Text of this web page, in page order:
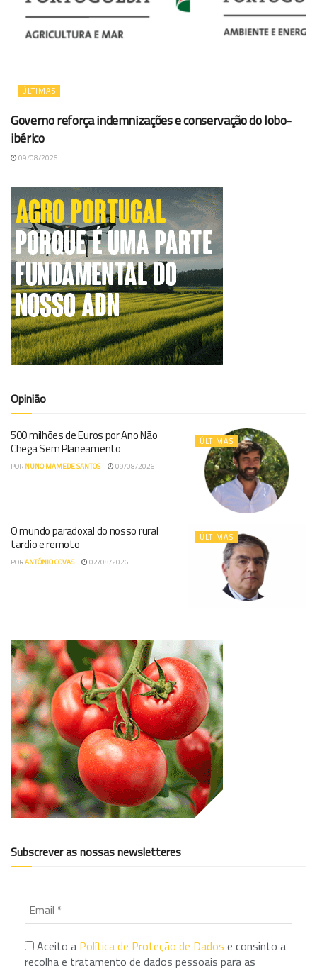
ÚLTIMAS
Governo reforça indemnizações e conservação do lobo-
ibérico
09/08/2026
Opinião
ÚLTIMAS
500 milhões de Euros por Ano Não
Chega Sem Planeamento
POR NUNO MAMEDE SANTOS 09/08/2026
ÚLTIMAS
O mundo paradoxal do nosso rural
tardio e remoto
PORANTÓNIO COVAS 02/08/2026
Subscrever as nossas newsletteres
Aceito a Política de Proteção de Dados e consinto a
recolha e tratamento de dados pessoais para as